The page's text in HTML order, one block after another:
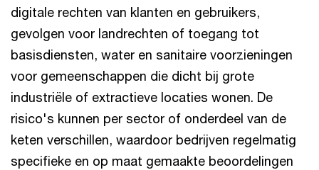
digitale rechten van klanten en gebruikers,
gevolgen voor landrechten of toegang tot
basisdiensten, water en sanitaire voorzieningen
voor gemeenschappen die dicht bij grote
industriële of extractieve locaties wonen. De
risico's kunnen per sector of onderdeel van de
keten verschillen, waardoor bedrijven regelmatig
specifieke en op maat gemaakte beoordelingen